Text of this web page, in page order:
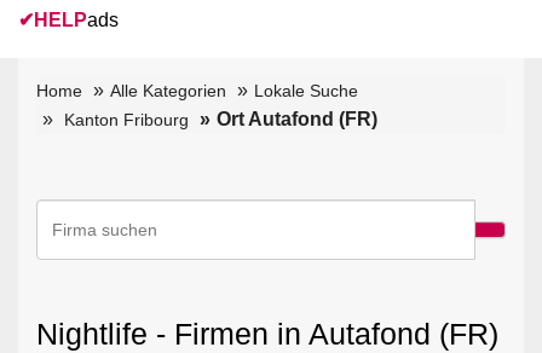
✔ HELPads
Home Alle Kategorien
Lokale Suche
Kanton Fribourg
Ort Autafond (FR)
Nightlife - Firmen in Autafond (FR)